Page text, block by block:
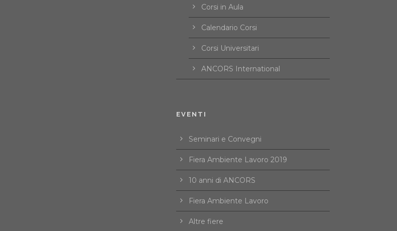
Corsi in Aula
Calendario Corsi
Corsi Universitari
ANCORS International
EVENTI
Seminari e Convegni
Fiera Ambiente Lavoro 2019
10 anni di ANCORS
Fiera Ambiente Lavoro
Altre fiere